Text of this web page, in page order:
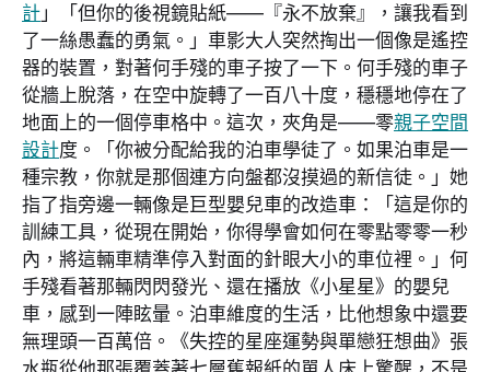
計 」「但你的後視鏡貼紙——『永不放棄』，讓我看到
了一絲愚蠢的勇氣。」車影大人突然掏出一個像是遙控
器的裝置，對著何手殘的車子按了一下。何手殘的車子
從牆上脫落，在空中旋轉了一百八十度，穩穩地停在了
地面上的一個停車格中。這次，夾角是——零親子空間
設計度。「你被分配給我的泊車學徒了。如果泊車是一
種宗教，你就是那個連方向盤都沒摸過的新信徒。」她
指了指旁邊一輛像是巨型嬰兒車的改造車：「這是你的
訓練工具，從現在開始，你得學會如何在零點零零一秒
內，將這輛車精準停入對面的針眼大小的車位裡。」何
手殘看著那輛閃閃發光、還在播放《小星星》的嬰兒
車，感到一陣眩暈。泊車維度的生活，比他想象中還要
無理頭一百萬倍。《失控的星座運勢與單戀狂想曲》張